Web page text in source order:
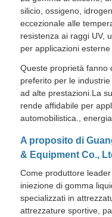
Macchine per lo
Sistema di
Macchina per il
Accessori per
Fabbricazione a
silicio, ossigeno,
eccezionale alle
resistenza ai raggi UV,
per applicazioni esterne
Queste proprietà fanno
preferito per le
ad alte prestazioni.La
rende affidabile per
automobilistica.,
A proposito di
& Equipment Co.,
Come produttore
iniezione di gomma
specializzati in
attrezzature sportive,